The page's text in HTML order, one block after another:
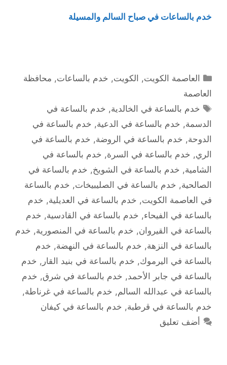
خدم بالساعات في صباح السالم والمسيلة
التصنيفات
العاصمة الكويت, الكويت, خدم بالساعات, محافظة
العاصمة
الوسوم
خدم بالساعة في الخالدية, خدم بالساعة في
الدسمة, خدم بالساعة في الدعية, خدم بالساعة في
الدوحة, خدم بالساعة في الروضة, خدم بالساعة في
الري, خدم بالساعة في السرة, خدم بالساعة في
الشامية, خدم بالساعة في الشويخ, خدم بالساعة في
الصالحية, خدم بالساعة في الصليبيخات, خدم بالساعة
في العاصمة الكويت, خدم بالساعة في العديلية, خدم
بالساعة في الفيحاء, خدم بالساعة في القادسية, خدم
بالساعة في القيروان, خدم بالساعة في المنصورية, خدم
بالساعة في النزهة, خدم بالساعة في النهضة, خدم
بالساعة في اليرموك, خدم بالساعة في بنيد القار , خدم
بالساعة في جابر الأحمد, خدم بالساعة في شرق, خدم
بالساعة في عبدالله السالم, خدم بالساعة في غرناطة,
خدم بالساعة في قرطبة, خدم بالساعة في كيفان
أضف تعليق